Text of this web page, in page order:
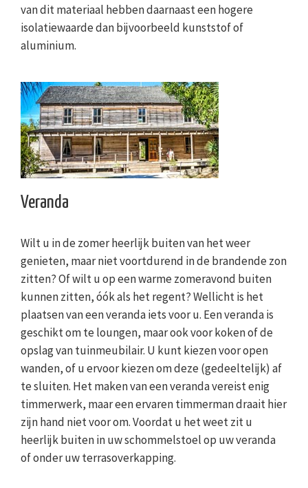
van dit materiaal hebben daarnaast een hogere
isolatiewaarde dan bijvoorbeeld kunststof of
aluminium.
Veranda
Wilt u in de zomer heerlijk buiten van het weer
genieten, maar niet voortdurend in de brandende zon
zitten? Of wilt u op een warme zomeravond buiten
kunnen zitten, óók als het regent? Wellicht is het
plaatsen van een veranda iets voor u. Een veranda is
geschikt om te loungen, maar ook voor koken of de
opslag van tuinmeubilair. U kunt kiezen voor open
wanden, of u ervoor kiezen om deze (gedeeltelijk) af
te sluiten. Het maken van een veranda vereist enig
timmerwerk, maar een ervaren timmerman draait hier
zijn hand niet voor om. Voordat u het weet zit u
heerlijk buiten in uw schommelstoel op uw veranda
of onder uw terrasoverkapping.